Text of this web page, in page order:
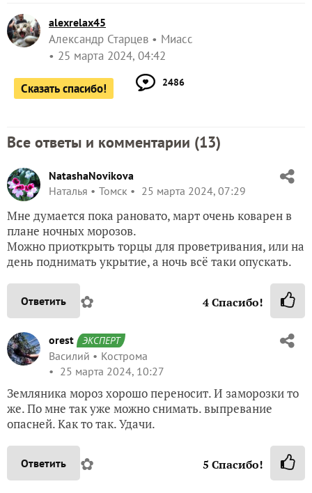
alexrelax45
Александр Старцев
Миасс
25 марта 2024, 04:42
Сказать спасибо! 2486
Все ответы и комментарии (13)
NatashaNovikova
Наталья
Томск 25 марта 2024, 07:29
Мне думается пока рановато, март очень коварен в
плане ночных морозов.
Можно приоткрыть торцы для проветривания, или на
день поднимать укрытие, а ночь всё таки опускать.
Ответить ✿ 4Спасибо!
orest ЭКСПЕРТ
Василий
Кострома
25 марта 2024, 10:27
Земляника мороз хорошо переносит. И заморозки то
же. По мне так уже можно снимать. выпревание
опасней. Как то так. Удачи.
Ответить ✿ 5 Спасибо!